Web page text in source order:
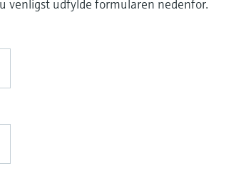
venligst udfylde formularen nedenfor.